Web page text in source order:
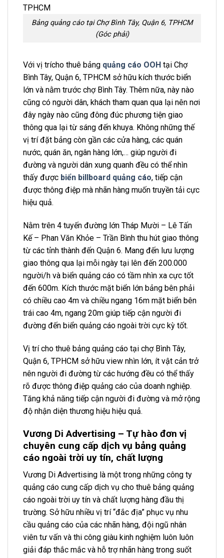
Bảng quảng cáo tại Chợ Bình Tây, Quận 6, TPHCM
(Góc phải)
Với vị trícho thuê bảng quảng cáo OOH tại Chợ
Bình Tây, Quận 6, TPHCM sở hữu kích thước biển
lớn và nằm trước chợ Bình Tây. Thêm nữa, này nào
cũng có người dân, khách tham quan qua lại nên nơi
đây ngày nào cũng đông đúc phương tiện giao
thông qua lại từ sáng đến khuya. Không những thế
vị trí đặt bảng còn gần các cửa hàng, các quán
nước, quán ăn, ngân hàng lớn,… giúp người đi
đường và người dân xung quanh đều có thể nhìn
thấy được biển billboard quảng cáo, tiếp cận
được thông điệp mà nhãn hàng muốn truyền tải cực
hiệu quả.
Nằm trên 4 tuyến đường lớn Tháp Mười – Lê Tấn
Kế – Phan Văn Khỏe – Trần Bình thu hút giao thông
từ các tỉnh thành đến Quận 6. Mang đến lưu lượng
giao thông qua lại mỗi ngày tại lên đến 200.000
người/h và biển quảng cáo có tầm nhìn xa cực tốt
đến 600m. Kích thước mặt biển lớn bảng bên phải
có chiều cao 4m và chiều ngang 16m mặt biển bên
trái cao 4m, ngang 20m giúp tiếp cận người đi
đường đến biển quảng cáo ngoài trời cực kỳ tốt.
Vị trí cho thuê bảng quảng cáo tại chợ Bình Tây,
Quận 6, TPHCM sở hữu view nhìn lớn, ít vật cản trở
nên người đi đường từ các hướng đều có thể thấy
rõ được thông điệp quảng cáo của doanh nghiệp.
Tăng khả năng tiếp cận người đi đường và mở rộng
độ nhận diện thương hiệu hiệu quả.
Vương Di Advertising – Tự hào đơn vị
chuyên cung cấp dịch vụ bảng quảng
cáo ngoài trời uy tín, chất lượng
Vương Di Advertising là một trong những công ty
quảng cáo cung cấp dịch vụ cho thuê bảng quảng
cáo ngoài trời uy tín và chất lượng hàng đầu thị
trường. Sở hữu nhiều vị trí “đắc địa” phục vụ nhu
cầu quảng cáo của các nhãn hàng, đội ngũ nhân
viên tư vấn và thi công giàu kinh nghiệm luôn luôn
giải đáp thắc mắc và hỗ trợ nhãn hàng trong suốt